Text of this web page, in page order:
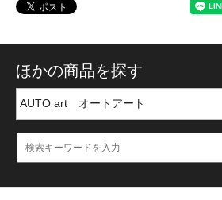
ほかの商品を探す